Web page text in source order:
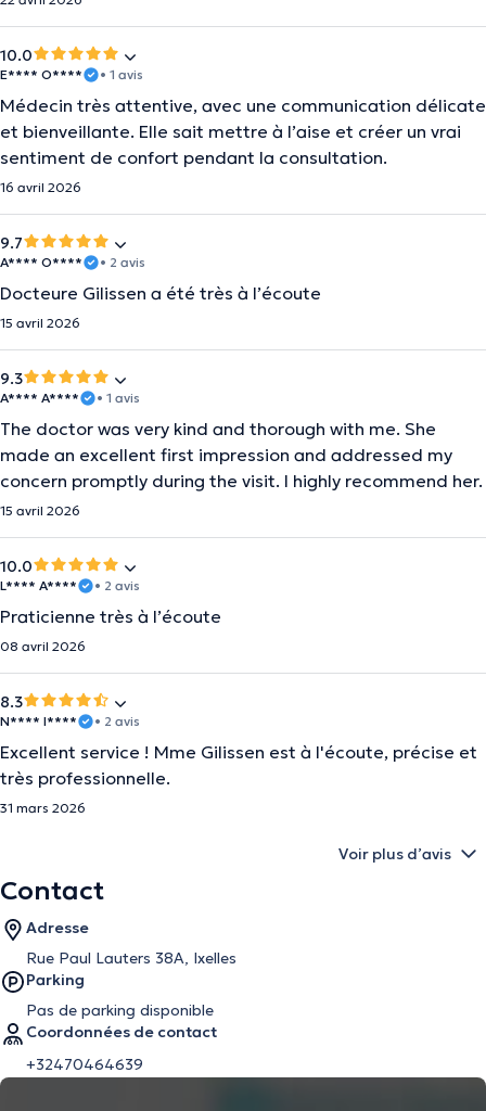
10.0
E**** O**** • 1 avis
Médecin très attentive, avec une communication délicate
et bienveillante. Elle sait mettre à l’aise et créer un vrai
sentiment de confort pendant la consultation.
16 avril 2026
9.7
A**** O**** • 2 avis
Docteure Gilissen a été très à l’écoute
15 avril 2026
9.3
A**** A**** • 1 avis
The doctor was very kind and thorough with me. She
made an excellent first impression and addressed my
concern promptly during the visit. I highly recommend her.
15 avril 2026
10.0
L**** A**** • 2 avis
Praticienne très à l’écoute
08 avril 2026
8.3
N**** I**** • 2 avis
Excellent service ! Mme Gilissen est à l'écoute, précise et
très professionnelle.
31 mars 2026
Voir plus d’avis
Contact
Adresse
Rue Paul Lauters 38A, Ixelles
Parking
Pas de parking disponible
Coordonnées de contact
+32470464639